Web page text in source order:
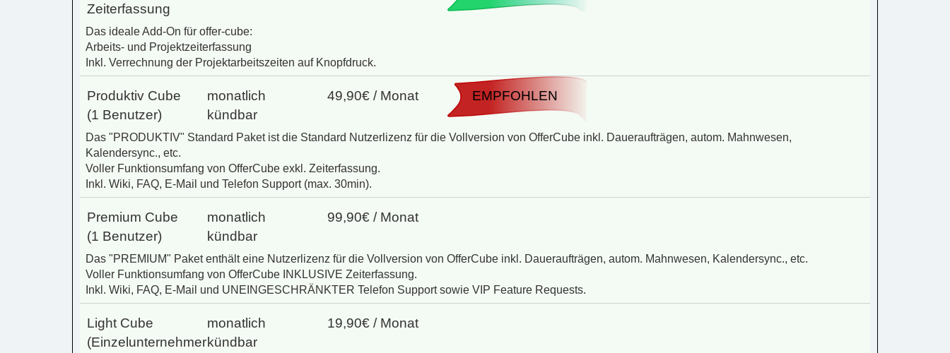
Zeiterfassung
Das ideale Add-On für offer-cube:
Arbeits- und Projektzeiterfassung
Inkl. Verrechnung der Projektarbeitszeiten auf Knopfdruck.
Produktiv Cube
(1 Benutzer)
monatlich
kündbar
49,90€ / Monat EMPFOHLEN
Das "PRODUKTIV" Standard Paket ist die Standard Nutzerlizenz für die Vollversion von OfferCube inkl. Daueraufträgen, autom. Mahnwesen,
Kalendersync., etc.
Voller Funktionsumfang von OfferCube exkl. Zeiterfassung.
Inkl. Wiki, FAQ, E-Mail und Telefon Support (max. 30min).
Premium Cube
(1 Benutzer)
monatlich
kündbar
99,90€ / Monat
Das "PREMIUM" Paket enthält eine Nutzerlizenz für die Vollversion von OfferCube inkl. Daueraufträgen, autom. Mahnwesen, Kalendersync., etc.
Voller Funktionsumfang von OfferCube INKLUSIVE Zeiterfassung.
Inkl. Wiki, FAQ, E-Mail und UNEINGESCHRÄNKTER Telefon Support sowie VIP Feature Requests.
Light Cube
(Einzelunternehmer
monatlich
kündbar
19,90€ / Monat